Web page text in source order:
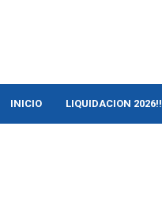
INICIO LIQUIDACION 2026!!